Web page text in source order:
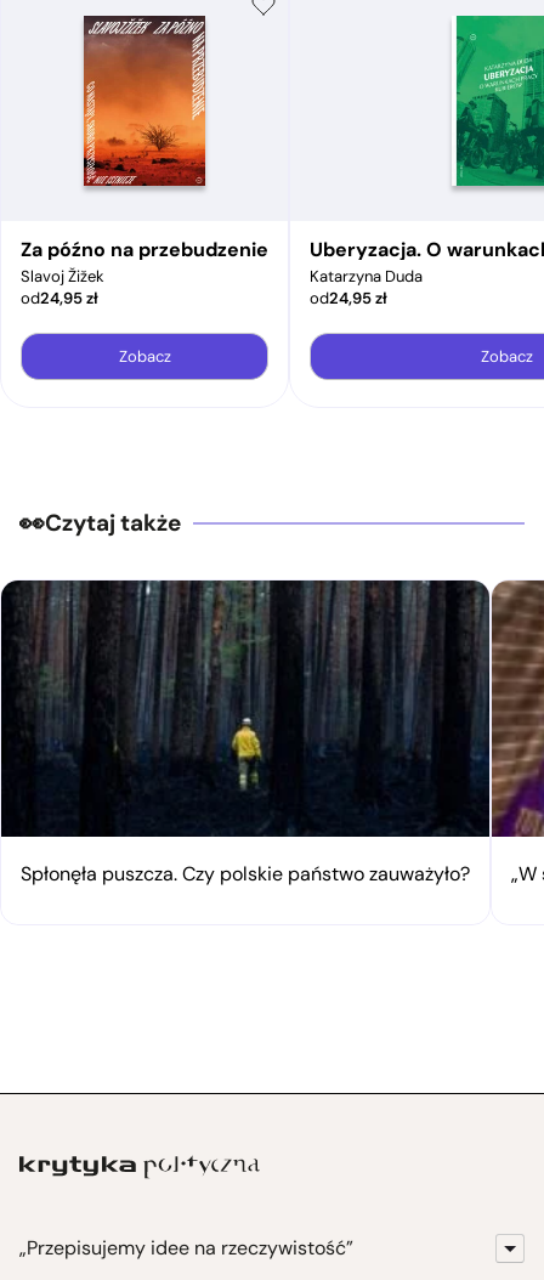
Za późno na przebudzenie
Slavoj Žižek
od24,95zł
Zobacz
Uberyzacja. O
Katarzyna Duda
od24,95zł
Zobacz
Czytaj także
Spłonęła puszcza. Czy polskie państwo zauważyło?
„Przepisujemy idee na rzeczywistość”